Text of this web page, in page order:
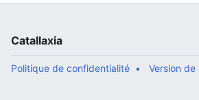
Catallaxia
Politique de confidentialité Version de